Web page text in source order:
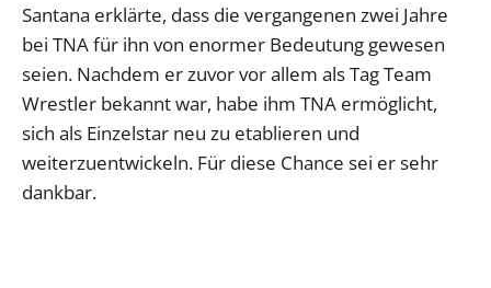
Santana erklärte, dass die vergangenen zwei Jahre
bei TNA für ihn von enormer Bedeutung gewesen
seien. Nachdem er zuvor vor allem als Tag Team
Wrestler bekannt war, habe ihm TNA ermöglicht,
sich als Einzelstar neu zu etablieren und
weiterzuentwickeln. Für diese Chance sei er sehr
dankbar.